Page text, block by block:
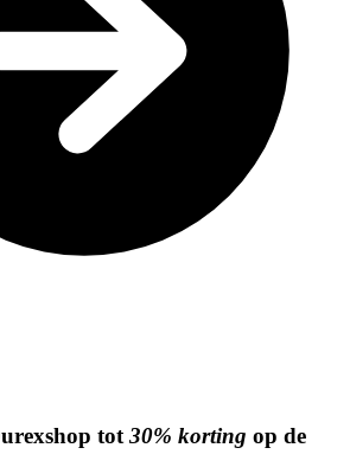
tot 30% korting op de